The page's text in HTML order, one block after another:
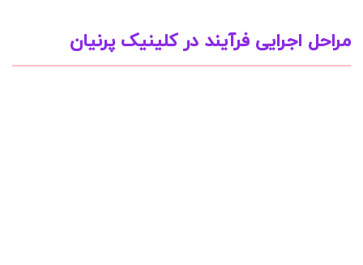
مراحل اجرایی فرآیند در کلینیک پرنیان